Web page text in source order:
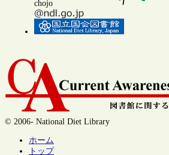
chojo
© 2006- National Diet Library
ホーム
トップ